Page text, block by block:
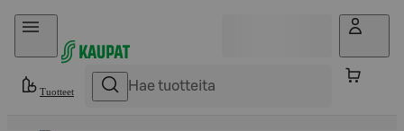
Hyppää sisältöön
Tuotteet